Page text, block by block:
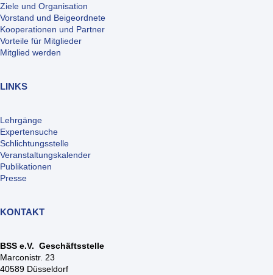
Ziele und Organisation
Vorstand und Beigeordnete
Kooperationen und Partner
Vorteile für Mitglieder
Mitglied werden
LINKS
Lehrgänge
Expertensuche
Schlichtungsstelle
Veranstaltungskalender
Publikationen
Presse
KONTAKT
BSS e.V. Geschäftsstelle
Marconistr. 23
40589 Düsseldorf